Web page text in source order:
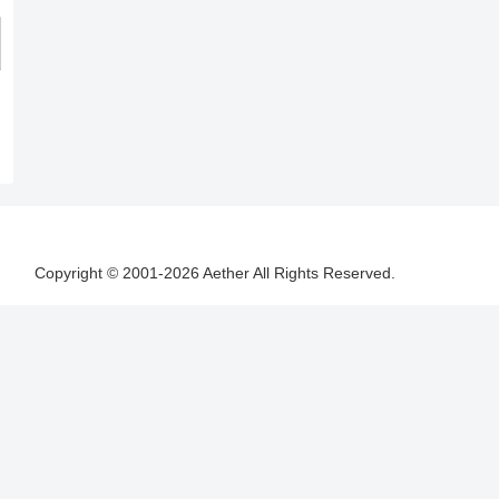
Copyright © 2001-2026 Aether All Rights Reserved.